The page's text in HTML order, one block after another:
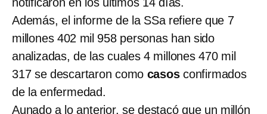
Además, el informe de la SSa refiere que 7
millones 402 mil 958 personas han sido
analizadas, de las cuales 4 millones 470 mil
317 se descartaron como casosconfirmados
de la enfermedad.
Aunado a lo anterior, se destacó que un millón